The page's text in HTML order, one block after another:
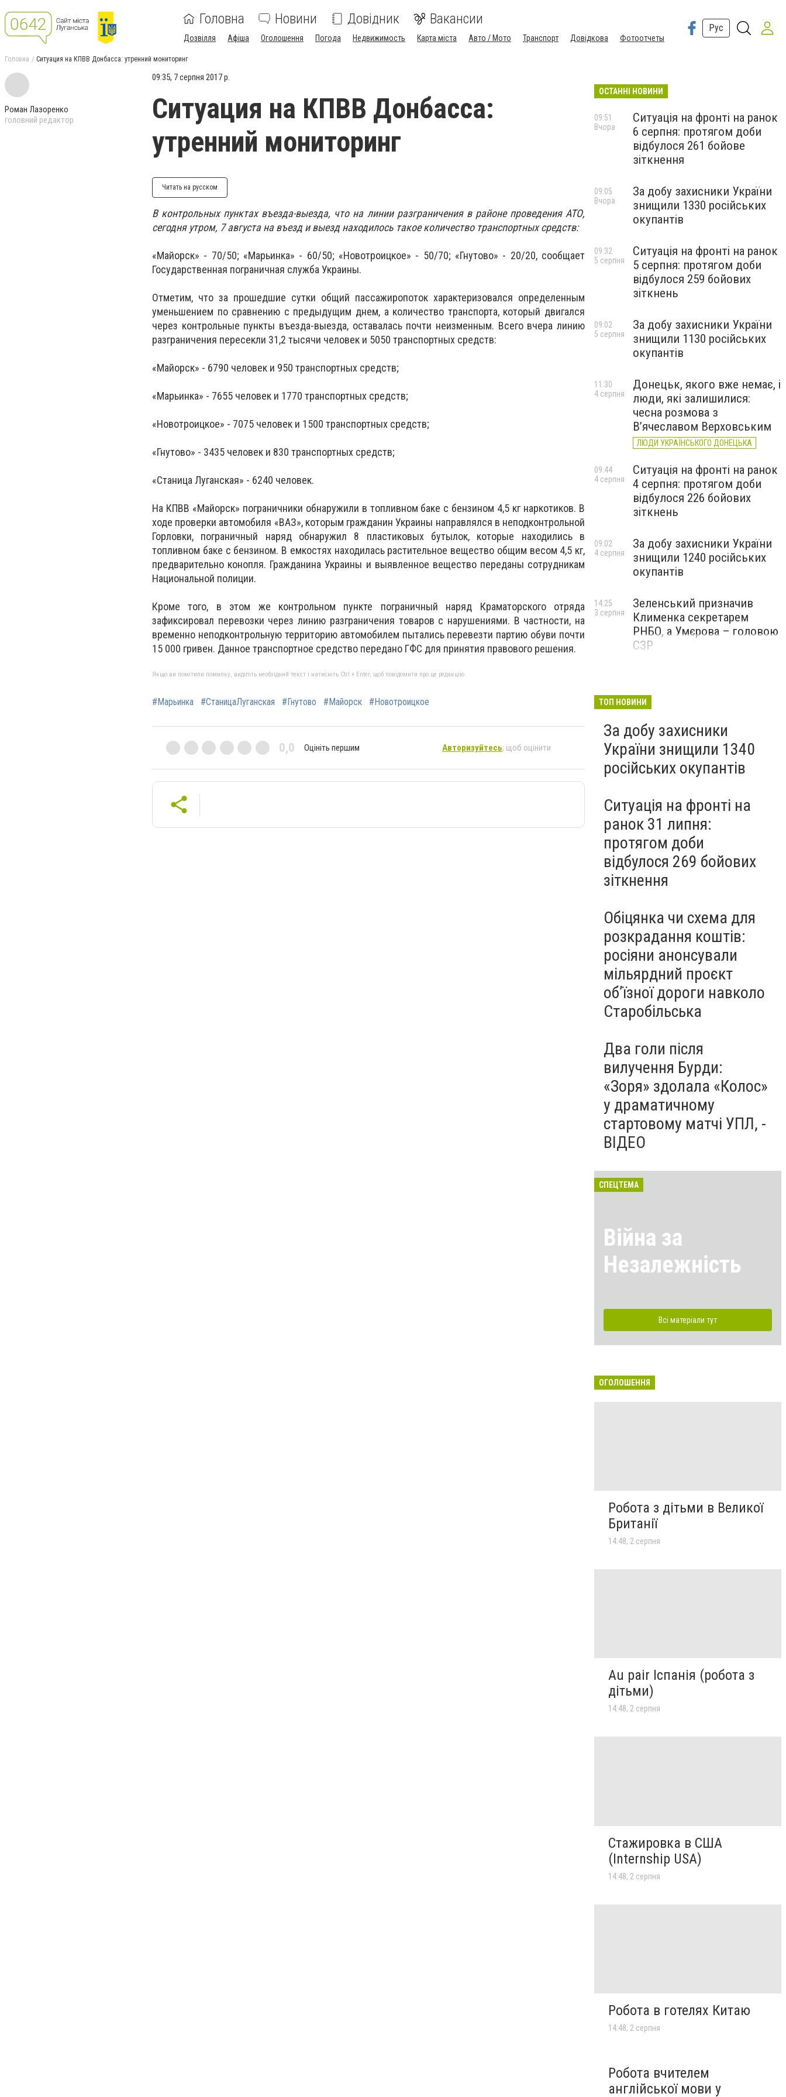
Головна Новини Довідник Вакансии
Дозвілля Афіша Оголошення Погода Недвижимость Карта міста Авто / Мото Транспорт Довідкова Фотоотчеты
Рус
Головна Ситуация на КПВВ Донбасса: утренний мониторинг
Роман Лазоренко
головний редактор
09:35, 7 серпня 2017 р.
Ситуация на КПВВ Донбасса:
утренний мониторинг
Читать на русском
В контрольных пунктах въезда-выезда, что на линии разграничения в районе проведения АТО,
сегодня утром, 7 августа на въезд и выезд находилось такое количество транспортных средств:
«Майорск» - 70/50; «Марьинка» - 60/50; «Новотроицкое» - 50/70; «Гнутово» - 20/20, сообщает
Государственная пограничная служба Украины.
Отметим, что за прошедшие сутки общий пассажиропоток характеризовался определенным
уменьшением по сравнению с предыдущим днем, а количество транспорта, который двигался
через контрольные пункты въезда-выезда, оставалась почти неизменным. Всего вчера линию
разграничения пересекли 31,2 тысячи человек и 5050 транспортных средств:
«Майорск» - 6790 человек и 950 транспортных средств;
«Марьинка» - 7655 человек и 1770 транспортных средств;
«Новотроицкое» - 7075 человек и 1500 транспортных средств;
«Гнутово» - 3435 человек и 830 транспортных средств;
«Станица Луганская» - 6240 человек.
На КПВВ «Майорск» пограничники обнаружили в топливном баке с бензином 4,5 кг наркотиков. В
ходе проверки автомобиля «ВАЗ», которым гражданин Украины направлялся в неподконтрольной
Горловки, пограничный наряд обнаружил 8 пластиковых бутылок, которые находились в
топливном баке с бензином. В емкостях находилась растительное вещество общим весом 4,5 кг,
предварительно конопля. Гражданина Украины и выявленное вещество переданы сотрудникам
Национальной полиции.
Кроме того, в этом же контрольном пункте пограничный наряд Краматорского отряда
зафиксировал перевозки через линию разграничения товаров с нарушениями. В частности, на
временно неподконтрольную территорию автомобилем пытались перевезти партию обуви почти
15 000 гривен. Данное транспортное средство передано ГФС для принятия правового решения.
Якщо ви помітили помилку, виділіть необхідний текст і натисніть Ctrl + Enter, щоб повідомити про це редакцію
#Марьинка #СтаницаЛуганская #Гнутово #Майорск #Новотроицкое
0,0 Оцініть першим Авторизуйтесь, щоб оцінити
ОСТАННІ НОВИНИ
Ситуація на фронті на ранок
6 серпня: протягом доби
відбулося 261 бойове
зіткнення
09:51
Вчора
За добу захисники України
знищили 1330 російських
окупантів
09:05
Вчора
Ситуація на фронті на ранок
5 серпня: протягом доби
відбулося 259 бойових
зіткнень
09:32
5 серпня
За добу захисники України
знищили 1130 російських
окупантів
09:02
5 серпня
Донецьк, якого вже немає, і
люди, які залишилися:
чесна розмова з
В’ячеславом Верховським
ЛЮДИ УКРАЇНСЬКОГО ДОНЕЦЬКА
11:30
4 серпня
Ситуація на фронті на ранок
4 серпня: протягом доби
відбулося 226 бойових
зіткнень
09:44
4 серпня
За добу захисники України
знищили 1240 російських
окупантів
09:02
4 серпня
Зеленський призначив
Клименка секретарем
РНБО, а Умєрова – головою
СЗР
14:25
3 серпня
ТОП НОВИНИ
За добу захисники
України знищили 1340
російських окупантів
Ситуація на фронті на
ранок 31 липня:
протягом доби
відбулося 269 бойових
зіткнення
Обіцянка чи схема для
розкрадання коштів:
росіяни анонсували
мільярдний проєкт
об’їзної дороги навколо
Старобільська
Два голи після
вилучення Бурди:
«Зоря» здолала «Колос»
у драматичному
стартовому матчі УПЛ, -
ВІДЕО
СПЕЦТЕМА
Війна за
Незалежність
Всі матеріали тут
ОГОЛОШЕННЯ
Робота з дітьми в Великої
Британії
14:48, 2 серпня
Au pair Іспанія (робота з
дітьми)
14:48, 2 серпня
Стажировка в США
(Internship USA)
14:48, 2 серпня
Робота в готелях Китаю
14:48, 2 серпня
Робота вчителем
англійської мови у